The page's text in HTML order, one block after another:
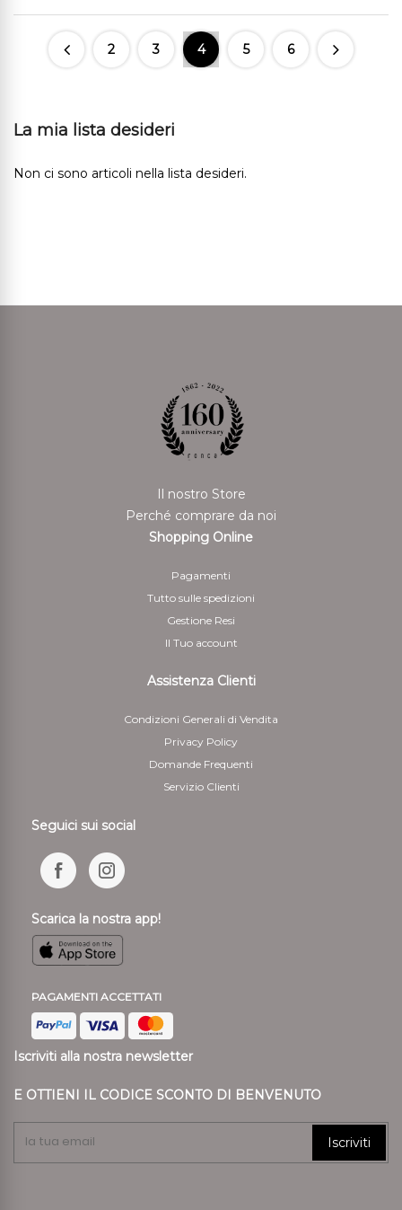
2 3 4 5 6
La mia lista desideri
Non ci sono articoli nella lista desideri.
Il nostro Store
Perché comprare da noi
Shopping Online
Pagamenti
Tutto sulle spedizioni
Gestione Resi
Il Tuo account
Assistenza Clienti
Condizioni Generali di Vendita
Privacy Policy
Domande Frequenti
Servizio Clienti
Seguici sui social
Scarica la nostra app!
PAGAMENTI ACCETTATI
Iscriviti alla nostra newsletter
E OTTIENI IL CODICE SCONTO DI BENVENUTO
Iscriviti